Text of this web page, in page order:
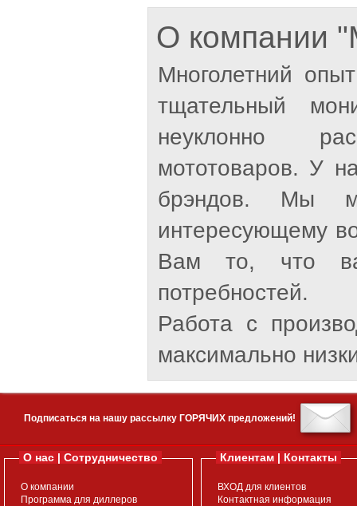
О компании
Многолетний
тщательный
неуклонно
мототоваров. У
брэндов. Мы
интересующему
Вам то, что
потребностей.
Работа с
максимально
Подписаться на нашу рассылку ГОРЯЧИХ предложений!
О нас | Сотрудничество
О компании
Программа для диллеров
Клиентам | Контакты
ВХОД для клиентов
Контактная информация